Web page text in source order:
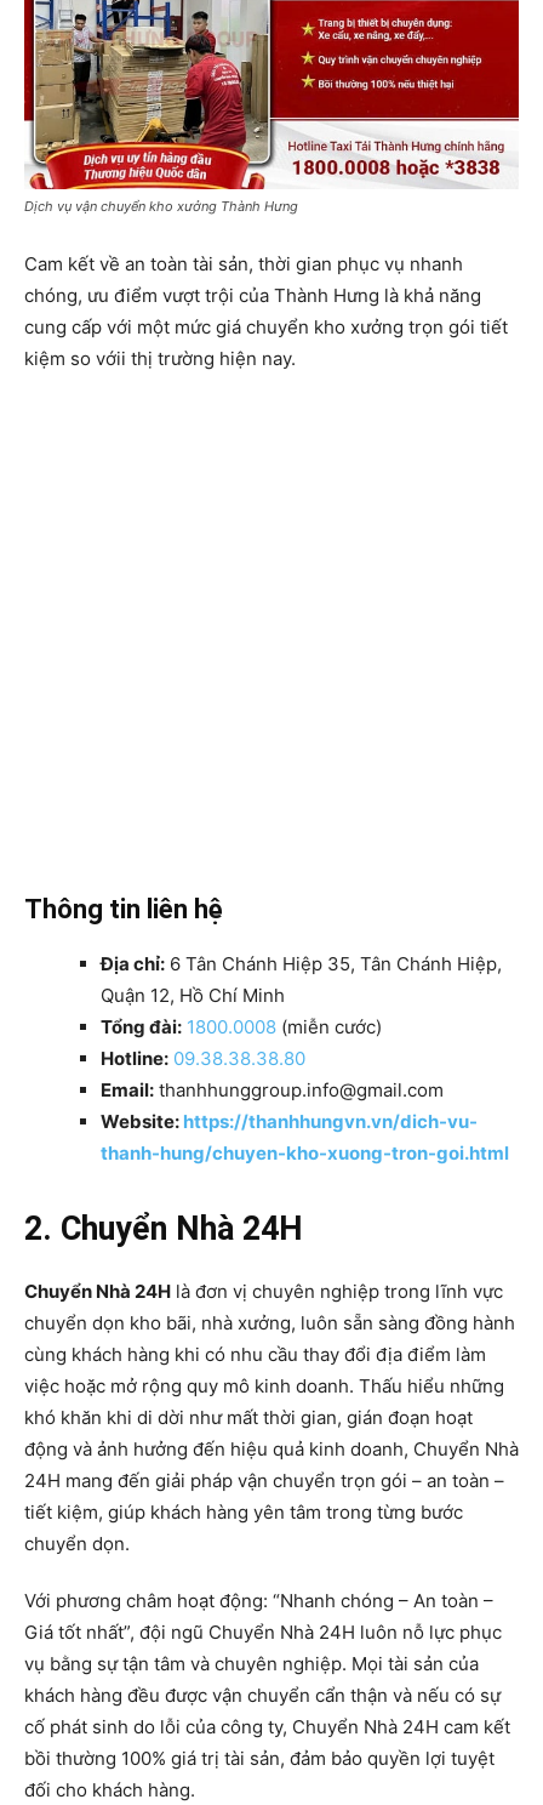
Dịch vụ vận chuyển kho xưởng Thành Hưng
Cam kết về an toàn tài sản, thời gian phục vụ nhanh
chóng, ưu điểm vượt trội của Thành Hưng là khả năng
cung cấp với một mức giá chuyển kho xưởng trọn gói tiết
kiệm so vớii thị trường hiện nay.
Thông tin liên hệ
Địa chỉ: 6 Tân Chánh Hiệp 35, Tân Chánh Hiệp,
Quận 12, Hồ Chí Minh
Tổng đài: 1800.0008 (miễn cước)
Hotline: 09.38.38.38.80
Email: thanhhunggroup.info@gmail.com
Website: https://thanhhungvn.vn/dich-vu-
thanh-hung/chuyen-kho-xuong-tron-goi.html
2. Chuyển Nhà 24H
Chuyển Nhà 24H là đơn vị chuyên nghiệp trong lĩnh vực
chuyển dọn kho bãi, nhà xưởng, luôn sẵn sàng đồng hành
cùng khách hàng khi có nhu cầu thay đổi địa điểm làm
việc hoặc mở rộng quy mô kinh doanh. Thấu hiểu những
khó khăn khi di dời như mất thời gian, gián đoạn hoạt
động và ảnh hưởng đến hiệu quả kinh doanh, Chuyển Nhà
24H mang đến giải pháp vận chuyển trọn gói – an toàn –
tiết kiệm, giúp khách hàng yên tâm trong từng bước
chuyển dọn.
Với phương châm hoạt động: “Nhanh chóng – An toàn –
Giá tốt nhất”, đội ngũ Chuyển Nhà 24H luôn nỗ lực phục
vụ bằng sự tận tâm và chuyên nghiệp. Mọi tài sản của
khách hàng đều được vận chuyển cẩn thận và nếu có sự
cố phát sinh do lỗi của công ty, Chuyển Nhà 24H cam kết
bồi thường 100% giá trị tài sản, đảm bảo quyền lợi tuyệt
đối cho khách hàng.